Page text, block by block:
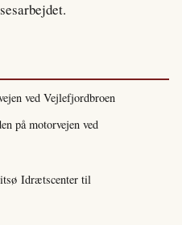
ved Vejlefjordbroen
på motorvejen ved
Idrætscenter til